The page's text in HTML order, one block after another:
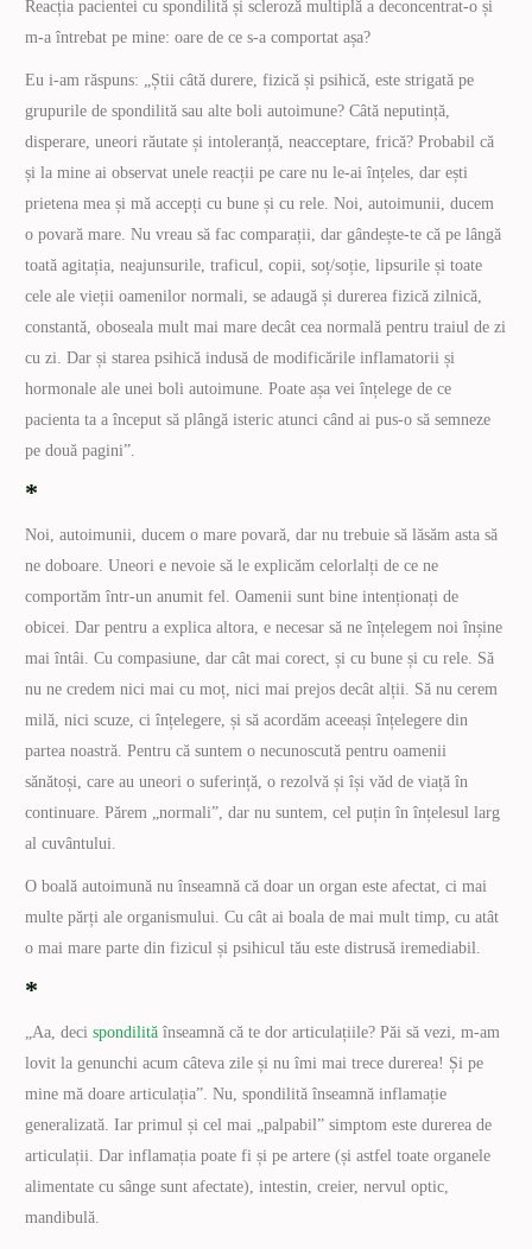
Reacția pacientei cu spondilită și scleroză multiplă a deconcentrat-o și
m-a întrebat pe mine: oare de ce s-a comportat așa?
Eu i-am răspuns: „Știi câtă durere, fizică și psihică, este strigată pe
grupurile de spondilită sau alte boli autoimune? Câtă neputință,
disperare, uneori răutate și intoleranță, neacceptare, frică? Probabil că
și la mine ai observat unele reacții pe care nu le-ai înțeles, dar ești
prietena mea și mă accepți cu bune și cu rele. Noi, autoimunii, ducem
o povară mare. Nu vreau să fac comparații, dar gândește-te că pe lângă
toată agitația, neajunsurile, traficul, copii, soț/soție, lipsurile și toate
cele ale vieții oamenilor normali, se adaugă și durerea fizică zilnică,
constantă, oboseala mult mai mare decât cea normală pentru traiul de zi
cu zi. Dar și starea psihică indusă de modificările inflamatorii și
hormonale ale unei boli autoimune. Poate așa vei înțelege de ce
pacienta ta a început să plângă isteric atunci când ai pus-o să semneze
pe două pagini”.
*
Noi, autoimunii, ducem o mare povară, dar nu trebuie să lăsăm asta să
ne doboare. Uneori e nevoie să le explicăm celorlalți de ce ne
comportăm într-un anumit fel. Oamenii sunt bine intenționați de
obicei. Dar pentru a explica altora, e necesar să ne înțelegem noi înșine
mai întâi. Cu compasiune, dar cât mai corect, și cu bune și cu rele. Să
nu ne credem nici mai cu moț, nici mai prejos decât alții. Să nu cerem
milă, nici scuze, ci înțelegere, și să acordăm aceeași înțelegere din
partea noastră. Pentru că suntem o necunoscută pentru oamenii
sănătoși, care au uneori o suferință, o rezolvă și își văd de viață în
continuare. Părem „normali”, dar nu suntem, cel puțin în înțelesul larg
al cuvântului.
O boală autoimună nu înseamnă că doar un organ este afectat, ci mai
multe părți ale organismului. Cu cât ai boala de mai mult timp, cu atât
o mai mare parte din fizicul și psihicul tău este distrusă iremediabil.
*
„Aa, decispondilită înseamnă că te dor articulațiile? Păi să vezi, m-am
lovit la genunchi acum câteva zile și nu îmi mai trece durerea! Și pe
mine mă doare articulația”. Nu, spondilită înseamnă inflamație
generalizată. Iar primul și cel mai „palpabil” simptom este durerea de
articulații. Dar inflamația poate fi și pe artere (și astfel toate organele
alimentate cu sânge sunt afectate), intestin, creier, nervul optic,
mandibulă.